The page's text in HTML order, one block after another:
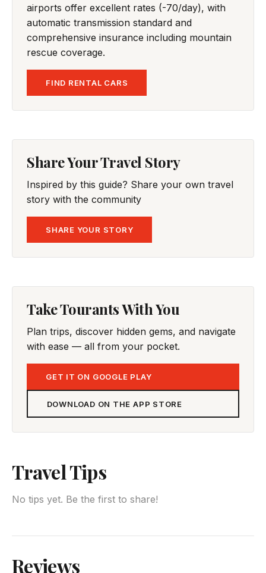
airports offer excellent rates (-70/day), with
automatic transmission standard and
comprehensive insurance including mountain
rescue coverage.
FIND RENTAL CARS
Share Your Travel Story
Inspired by this guide? Share your own travel
story with the community
SHARE YOUR STORY
Take Tourants With You
Plan trips, discover hidden gems, and navigate
with ease — all from your pocket.
GET IT ON GOOGLE PLAY
DOWNLOAD ON THE APP STORE
Travel Tips
No tips yet. Be the first to share!
Reviews